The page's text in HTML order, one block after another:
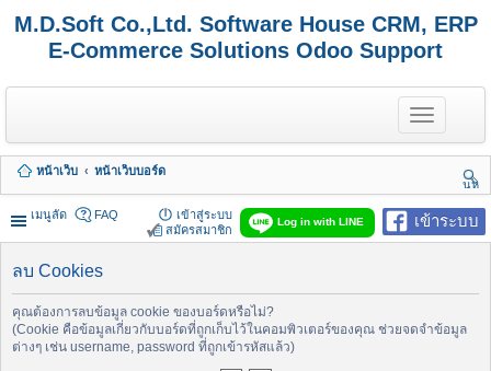
M.D.Soft Co.,Ltd. Software House CRM, ERP
E-Commerce Solutions Odoo Support
T
o
g
e
n
a
v
a
i
หน้าเว็บ
หน้าเว็บบอร์ด
นห
า
เมนูลัด
เข้าระบบ
Log in with LINE
FAQ
เข้าสู่ระบบ
สมัครสมาชิก
ลบ Cookies
คุณต้องการลบข้อมูล cookie ของบอร์ดหรือไม่?
(Cookie คือข้อมูลเกี่ยวกับบอร์ดที่ถูกเก็บไว้ในคอมพิวเตอร์ของคุณ ช่วยจดจำข้อมูล
ต่างๆ เช่น username, password ที่ถูกเข้ารหัสแล้ว)